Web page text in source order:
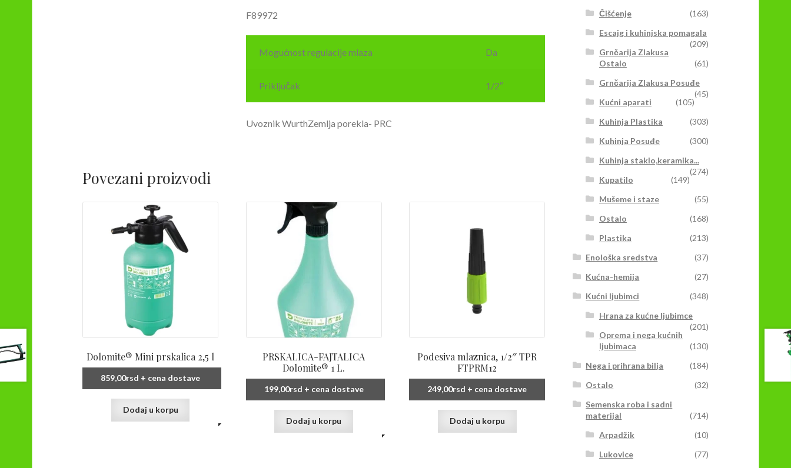
F89972
Mogućnost regulacije mlaza Da
Priključak 1/2″
Uvoznik WurthZemlja porekla- PRC
Povezani proizvodi
Dolomite® Mini prskalica 2,5 l
859,00rsd + cena dostave
Dodaj u korpu
PRSKALICA-FAJTALICA
Dolomite® 1 L.
199,00rsd + cena dostave
Dodaj u korpu
Podesiva mlaznica, 1/2″ TPR
FTPRM12
249,00rsd + cena dostave
Dodaj u korpu
Čišćenje
(163)
Escajg i kuhinjska pomagala
(209)
Grnčarija Zlakusa
Ostalo
(61)
Grnčarija Zlakusa Posuđe
(45)
Kućni aparati
(105)
Kuhinja Plastika
(303)
Kuhinja Posuđe
(300)
Kuhinja staklo,keramika...
(274)
Kupatilo
(149)
Mušeme i staze
(55)
Ostalo
(168)
Plastika
(213)
Enološka sredstva
(37)
Kućna-hemija
(27)
Kućni ljubimci
(348)
Hrana za kućne ljubimce
(201)
Oprema i nega kućnih
ljubimaca
(130)
Nega i prihrana bilja
(184)
Ostalo
(32)
Semenska roba i sadni
materijal
(714)
Arpadžik
(10)
Lukovice
(77)